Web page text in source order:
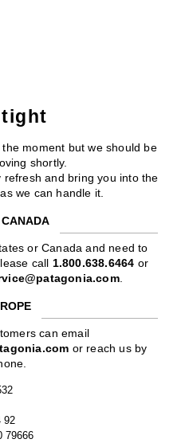
moment but we should be
shortly.
and bring you into the
we can handle it.
or Canada and need to
call 1.800.638.6464 or
.
can email
or reach us by
92
79666